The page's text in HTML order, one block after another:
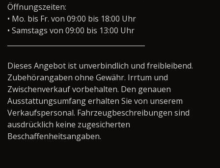
Öffnungszeiten:
• Mo. bis Fr. von 09:00 bis 18:00 Uhr
• Samstags von 09:00 bis 13:00 Uhr
Dieses Angebot ist unverbindlich und freibleibend.
Zubehörangaben ohne Gewähr. Irrtum und
Zwischenverkauf vorbehalten. Den genauen
Ausstattungsumfang erhalten Sie von unserem
Verkaufspersonal. Fahrzeugbeschreibungen sind
ausdrücklich keine zugesicherten
Beschaffenheitsangaben.